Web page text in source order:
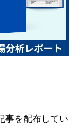
事を配布してい